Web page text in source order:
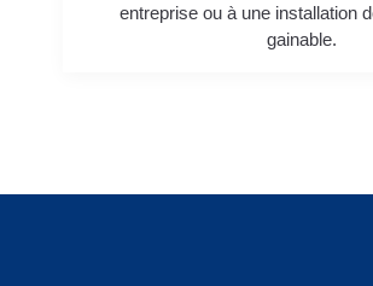
entreprise ou à une installation
gainable.